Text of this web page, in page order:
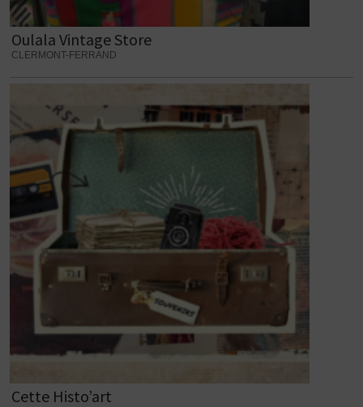
Oulala Vintage Store
CLERMONT-FERRAND
Cette Histo’art